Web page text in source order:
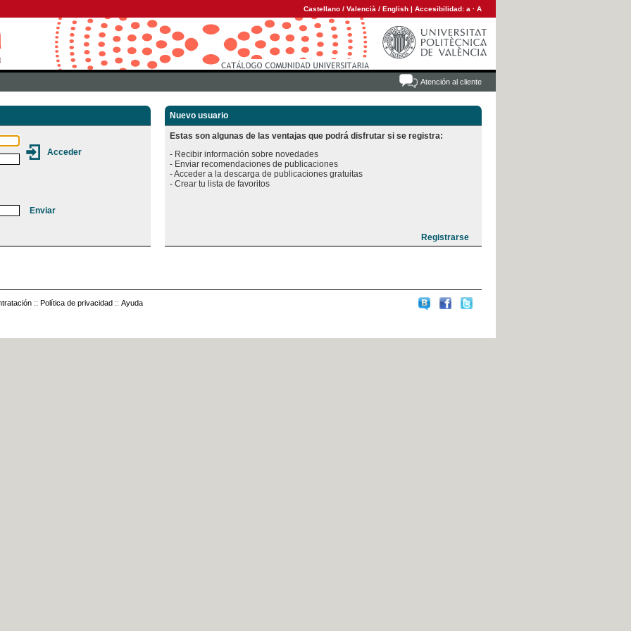
Castellano / Valencià / English | Accesibilidad: a · A
Atención al cliente
Nuevo usuario
Estas son algunas de las ventajas que podrá disfrutar si se registra:
- Recibir información sobre novedades
- Enviar recomendaciones de publicaciones
- Acceder a la descarga de publicaciones gratuitas
:: Política de privacidad :: Ayuda